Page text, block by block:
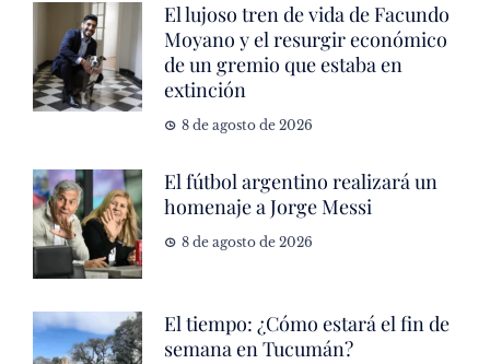
El lujoso tren de vida de Facundo
Moyano y el resurgir económico
de un gremio que estaba en
extinción
8 de agosto de 2026
El fútbol argentino realizará un
homenaje a Jorge Messi
8 de agosto de 2026
El tiempo: ¿Cómo estará el fin de
semana en Tucumán?